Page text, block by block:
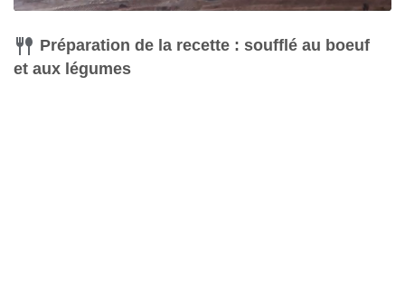
Préparation de la recette : soufflé au boeuf
et aux légumes